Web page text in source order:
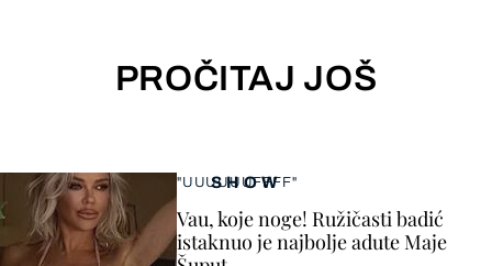
PROČITAJ JOŠ
SHOW
"UUUUUUFFFF"
Vau, koje noge! Ružičasti badić
istaknuo je najbolje adute Maje